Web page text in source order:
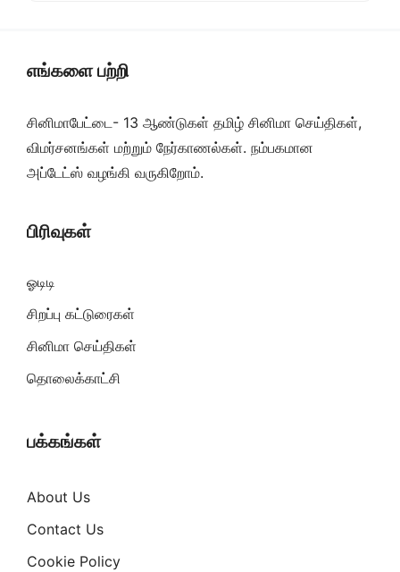
எங்களை பற்றி
சினிமாபேட்டை- 13 ஆண்டுகள் தமிழ் சினிமா செய்திகள்,
விமர்சனங்கள் மற்றும் நேர்காணல்கள். நம்பகமான
அப்டேட்ஸ் வழங்கி வருகிறோம்.
பிரிவுகள்
ஓடிடி
சிறப்பு கட்டுரைகள்
சினிமா செய்திகள்
தொலைக்காட்சி
பக்கங்கள்
About Us
Contact Us
Cookie Policy